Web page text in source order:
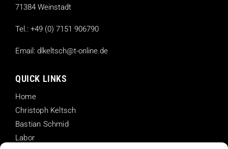
71384 Weinstadt
Tel.: +49 (0) 7151 906790
Email: dlkeltsch@t-online.de
QUICK LINKS
Home
Christoph Keltsch
Bastian Schmid
Labor